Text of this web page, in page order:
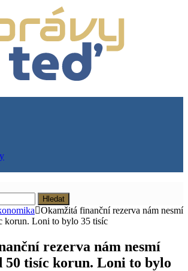
Okamžitá finanční rezerva nám nesmí
korun. Loni to bylo 35 tisíc
rezerva nám nesmí
50 tisíc korun. Loni to bylo